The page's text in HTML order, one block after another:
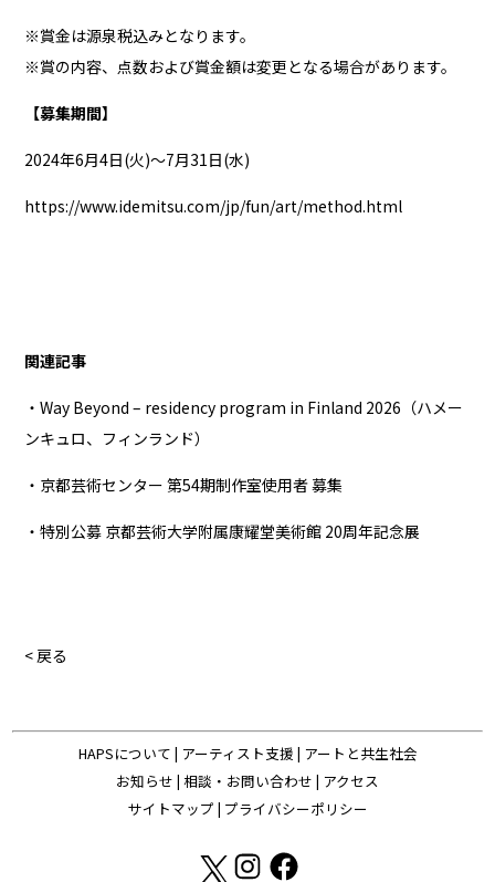
※賞金は源泉税込みとなります。
※賞の内容、点数および賞金額は変更となる場合があります。
【募集期間】
2024年6月4日(火)～7月31日(水)
https://www.idemitsu.com/jp/fun/art/method.html
関連記事
・Way Beyond – residency program in Finland 2026（ハメー
ンキュロ、フィンランド）
・京都芸術センター 第54期制作室使用者 募集
・特別公募 京都芸術大学附属康耀堂美術館 20周年記念展
< 戻る
HAPSについて | アーティスト支援 | アートと共生社会
お知らせ | 相談・お問い合わせ | アクセス
サイトマップ | プライバシーポリシー